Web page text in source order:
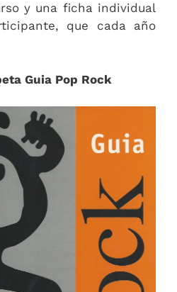
y una ficha individual
que cada año
Guia Pop Rock